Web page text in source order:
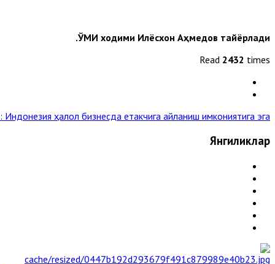
ЎМИ ходими Илёсхон Аҳмедов тайёрлади.
Read 2432 times
ҳалол бизнесда етакчига айланиш имкониятига эга »
Янгиликлар